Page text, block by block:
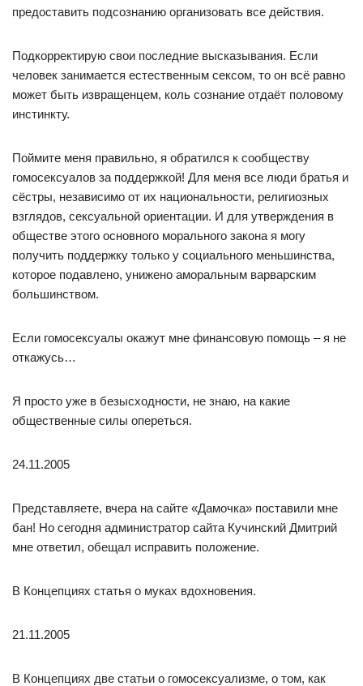
предоставить подсознанию организовать все действия.
Подкорректирую свои последние высказывания. Если
человек занимается естественным сексом, то он всё равно
может быть извращенцем, коль сознание отдаёт половому
инстинкту.
Поймите меня правильно, я обратился к сообществу
гомосексуалов за поддержкой! Для меня все люди братья и
сёстры, независимо от их национальности, религиозных
взглядов, сексуальной ориентации. И для утверждения в
обществе этого основного морального закона я могу
получить поддержку только у социального меньшинства,
которое подавлено, унижено аморальным варварским
большинством.
Если гомосексуалы окажут мне финансовую помощь – я не
откажусь…
Я просто уже в безысходности, не знаю, на какие
общественные силы опереться.
24.11.2005
Представляете, вчера на сайте «Дамочка» поставили мне
бан! Но сегодня администратор сайта Кучинский Дмитрий
мне ответил, обещал исправить положение.
В Концепциях статья о муках вдохновения.
21.11.2005
В Концепциях две статьи о гомосексуализме, о том, как